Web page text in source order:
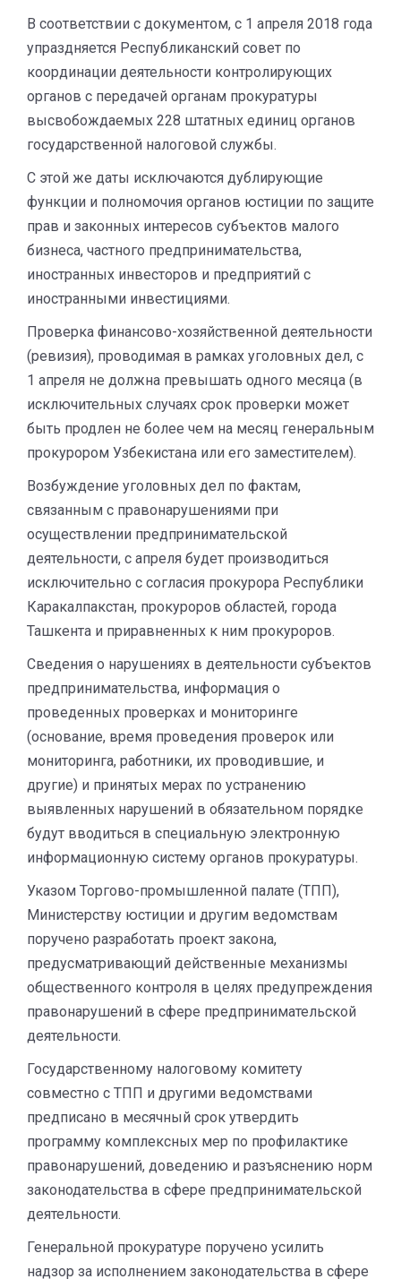
В соответствии с документом, с 1 апреля 2018 года
упраздняется Республиканский совет по
координации деятельности контролирующих
органов с передачей органам прокуратуры
высвобождаемых 228 штатных единиц органов
государственной налоговой службы.
С этой же даты исключаются дублирующие
функции и полномочия органов юстиции по защите
прав и законных интересов субъектов малого
бизнеса, частного предпринимательства,
иностранных инвесторов и предприятий с
иностранными инвестициями.
Проверка финансово-хозяйственной деятельности
(ревизия), проводимая в рамках уголовных дел, с
1 апреля не должна превышать одного месяца (в
исключительных случаях срок проверки может
быть продлен не более чем на месяц генеральным
прокурором Узбекистана или его заместителем).
Возбуждение уголовных дел по фактам,
связанным с правонарушениями при
осуществлении предпринимательской
деятельности, с апреля будет производиться
исключительно с согласия прокурора Республики
Каракалпакстан, прокуроров областей, города
Ташкента и приравненных к ним прокуроров.
Сведения о нарушениях в деятельности субъектов
предпринимательства, информация о
проведенных проверках и мониторинге
(основание, время проведения проверок или
мониторинга, работники, их проводившие, и
другие) и принятых мерах по устранению
выявленных нарушений в обязательном порядке
будут вводиться в специальную электронную
информационную систему органов прокуратуры.
Указом Торгово-промышленной палате (ТПП),
Министерству юстиции и другим ведомствам
поручено разработать проект закона,
предусматривающий действенные механизмы
общественного контроля в целях предупреждения
правонарушений в сфере предпринимательской
деятельности.
Государственному налоговому комитету
совместно с ТПП и другими ведомствами
предписано в месячный срок утвердить
программу комплексных мер по профилактике
правонарушений, доведению и разъяснению норм
законодательства в сфере предпринимательской
деятельности.
Генеральной прокуратуре поручено усилить
надзор за исполнением законодательства в сфере